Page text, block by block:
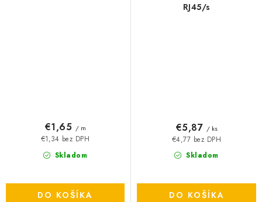
Skladom
€1,34 bez DPH
€1,65 / m
DO KOŠÍKA
RJ45/s
Skladom
€4,77 bez DPH
€5,87 / ks
DO KOŠÍKA